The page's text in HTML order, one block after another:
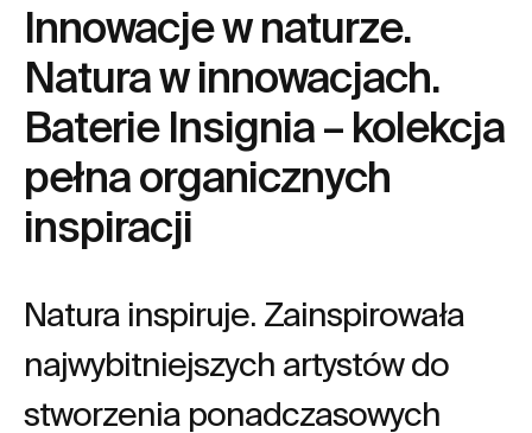
Innowacje w naturze.
Natura w innowacjach.
Baterie Insignia – kolekcja
pełna organicznych
inspiracji
Natura inspiruje. Zainspirowała
najwybitniejszych artystów do
stworzenia ponadczasowych